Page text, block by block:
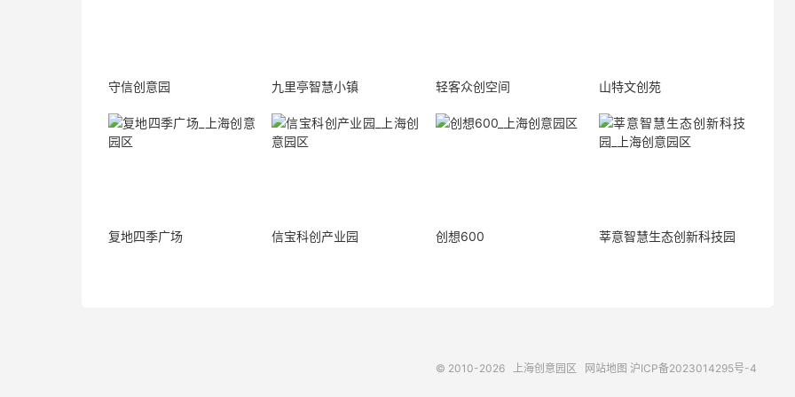
守信创意园 九里亭智慧小镇 轻客众创空间 山特文创苑
复地四季广场 信宝科创产业园 创想600 莘意智慧生态创新科技园
© 2010-2026 上海创意园区 网站地图 沪ICP备2023014295号-4